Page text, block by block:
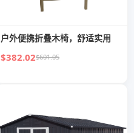
户外便携折叠木椅，舒适实用
$382.02$601.05